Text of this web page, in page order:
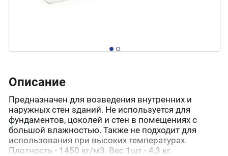
Описание
Предназначен для возведения внутренних и
наружных стен зданий. Не используется для
фундаментов, цоколей и стен в помещениях с
большой влажностью. Также не подходит для
использования при высоких температурах.
Плотность - 1450 кг/м3. Вес 1шт.- 4,3 кг.